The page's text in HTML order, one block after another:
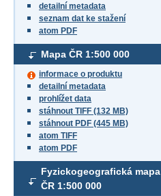
detailní metadata
seznam dat ke stažení
atom PDF
Mapa ČR 1:500 000
informace o produktu
detailní metadata
prohlížet data
stáhnout TIFF (132 MB)
stáhnout PDF (445 MB)
atom TIFF
atom PDF
Fyzickogeografická mapa
ČR 1:500 000